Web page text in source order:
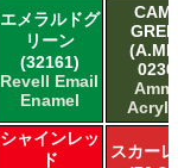
エメラルドグ
リーン
(32161)
Revell Email
Enamel
シャインレッ
ド
スカー